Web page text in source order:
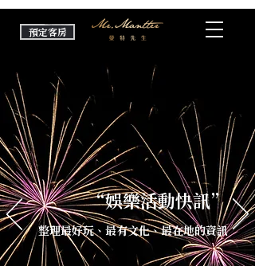
預定客房
“娛樂活動快訊”
整理最好玩、最有文化、最在地的資訊